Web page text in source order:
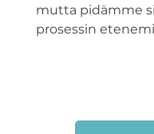
mutta pidämme
prosessin